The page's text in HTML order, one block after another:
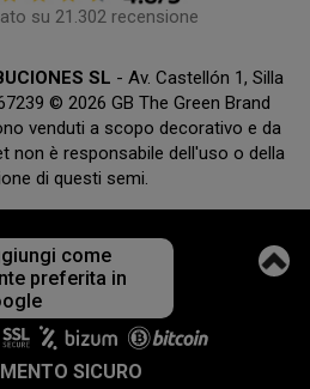
su 21.302 recensione
SL - Av. Castellón 1, Silla
© 2026 GB The Green Brand
venduti a scopo decorativo e da
non è responsabile dell'uso o della
di questi semi.
come
preferita in
SICURO